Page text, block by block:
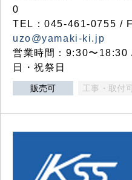
0
TEL：045-461-0755 /
uzo@yamaki-ki.jp
営業時間：9:30〜18:30
日・祝祭日
販売可 工事・取付